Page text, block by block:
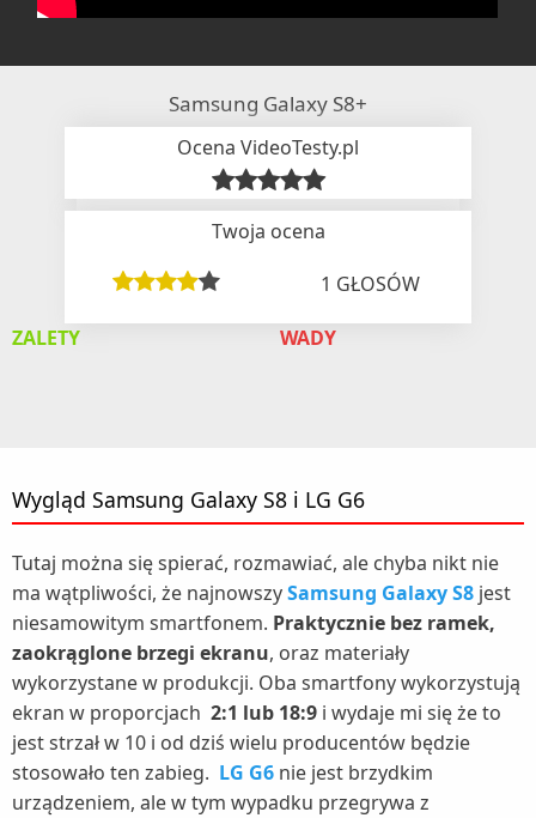
Samsung Galaxy S8+
Ocena VideoTesty.pl
Twoja ocena
1 GŁOSÓW
ZALETY WADY
Wygląd Samsung Galaxy S8 i LG G6
Tutaj można się spierać, rozmawiać, ale chyba nikt nie
ma wątpliwości, że najnowszySamsung Galaxy S8 jest
niesamowitym smartfonem. Praktycznie bez ramek,
zaokrąglone brzegi ekranu, oraz materiały
wykorzystane w produkcji. Oba smartfony wykorzystują
ekran w proporcjach 2:1 lub 18:9 i wydaje mi się że to
jest strzał w 10 i od dziś wielu producentów będzie
stosowało ten zabieg. LG G6 nie jest brzydkim
urządzeniem, ale w tym wypadku przegrywa z